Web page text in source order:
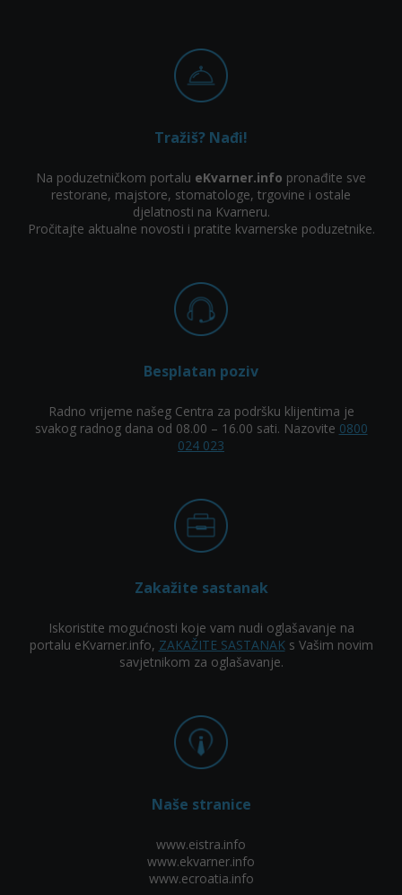
Tražiš? Nađi!
Na poduzetničkom portalu eKvarner.info pronađite sve
restorane, majstore, stomatologe, trgovine i ostale
djelatnosti na Kvarneru.
Pročitajte aktualne novosti i pratite kvarnerske poduzetnike.
Besplatan poziv
Radno vrijeme našeg Centra za podršku klijentima je
svakog radnog dana od 08.00 – 16.00 sati. Nazovite 0800
024 023
Zakažite sastanak
Iskoristite mogućnosti koje vam nudi oglašavanje na
portalu eKvarner.info, ZAKAŽITE SASTANAKs Vašim novim
savjetnikom za oglašavanje.
Naše stranice
www.eistra.info
www.ekvarner.info
www.ecroatia.info